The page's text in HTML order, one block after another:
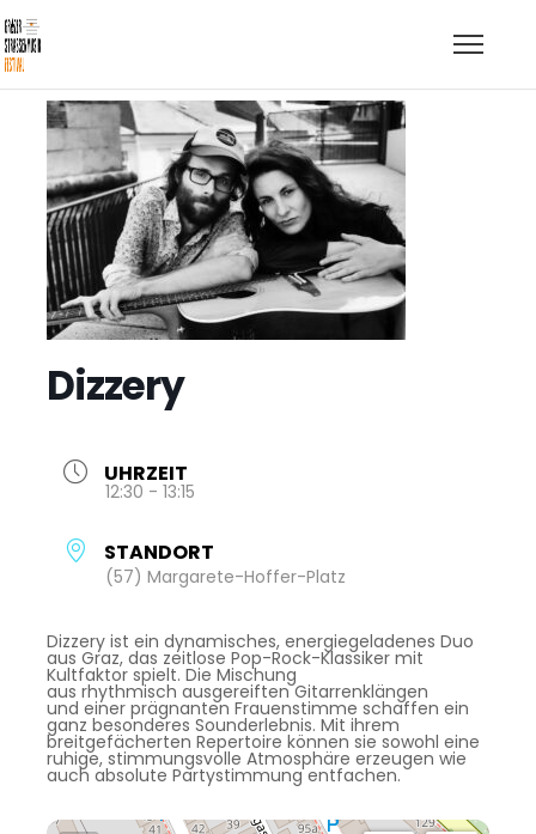
Dizzery
UHRZEIT
12:30 - 13:15
STANDORT
(57) Margarete-Hoffer-Platz
Dizzery ist ein dynamisches, energiegeladenes Duo
aus Graz, das zeitlose Pop-Rock-Klassiker mit
Kultfaktor spielt. Die Mischung
aus rhythmisch ausgereiften Gitarrenklängen
und einer prägnanten Frauenstimme schaffen ein
ganz besonderes Sounderlebnis. Mit ihrem
breitgefächerten Repertoire können sie sowohl eine
ruhige, stimmungsvolle Atmosphäre erzeugen wie
auch absolute Partystimmung entfachen.